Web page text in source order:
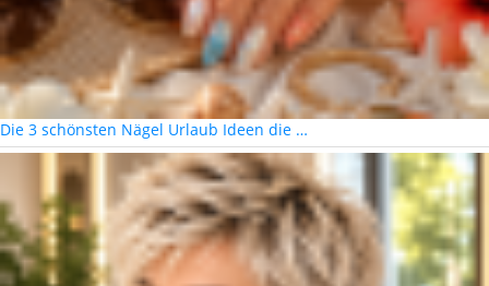
Die 3 schönsten Nägel Urlaub Ideen die …